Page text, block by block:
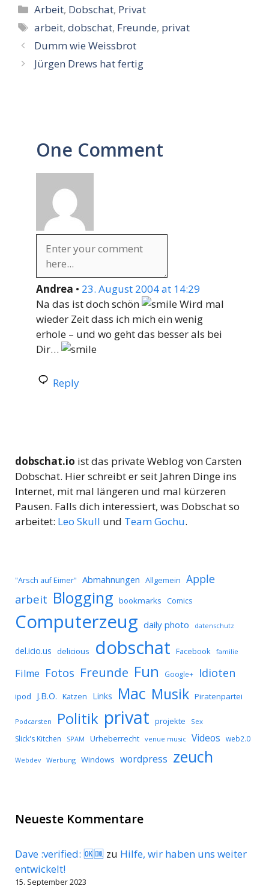
Kategorien
Arbeit, Dobschat, Privat
Schlagwörter
arbeit,dobschat, Freunde, privat
Dumm wie Weissbrot
Jürgen Drews hat fertig
One Comment
Andrea • 23. August 2004 at 14:29
Na das ist doch schön
Wird mal
wieder Zeit dass ich mich ein wenig
erhole – und wo geht das besser als bei
Dir…
Reply
dobschat.io ist das private Weblog von Carsten
Dobschat. Hier schreibt er seit Jahren Dinge ins
Internet, mit mal längeren und mal kürzeren
Pausen. Falls dich interessiert, was Dobschat so
arbeitet: Leo Skull und Team Gochu.
"Arsch auf Eimer" Abmahnungen Allgemein Apple
arbeit Blogging bookmarks Comics
Computerzeug daily photo datenschutz
del.icio.us delicious dobschat Facebook familie
Filme Fotos Freunde Fun Google+ Idioten
ipod J.B.O. Katzen Links Mac Musik Piratenpartei
Podcarsten Politik privat projekte Sex
Slick's Kitchen SPAM Urheberrecht venue music Videos web2.0
Webdev Werbung Windows wordpress zeuch
Neueste Kommentare
Dave :verified: 🆗🆒 zu Hilfe, wir haben uns weiter
entwickelt!
15. September 2023